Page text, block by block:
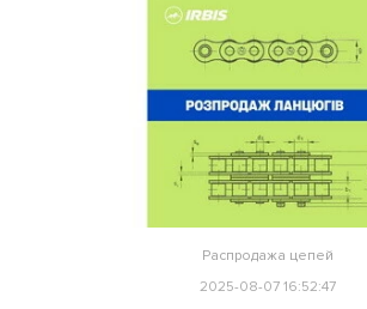
Распродажа цепей
2025-08-07 16:52:47